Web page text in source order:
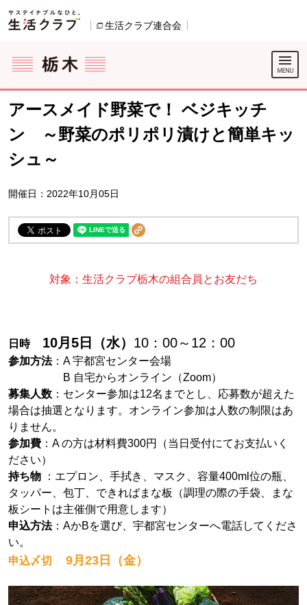
ページの先頭です。
生活クラブ連合会
ここからサイト内共通メニューです。
サイト内共通メニューをスキップする
サイト内共通メニューここまで。
アースメイド野菜で！ ベジキッチ
ン ～野菜のポリポリ漬けと簡単キッ
シュ～
開催日：2022年10月05日
対象：生活クラブ栃木の組合員とお友だち
日時 10月5日（水） 10：00～12：00
参加方法：A 宇都宮センター会場
B 自宅からオンライン（Zoom）
募集人数 ：センター参加は12名までとし、応募数が超えた
場合は抽選となります。オンライン参加は人数の制限はあ
りません。
参加費 ：A の方は材料費300円（当日受付にてお支払いく
ださい）
持ち物 ：エプロン、手拭き、マスク、容量400ml位の瓶、
タッパー、包丁、できればまな板（調理の際の手袋、まな
板シートは主催側で用意します）
申込方法：AかBを選び、宇都宮センターへ電話してくださ
い。
申込〆切
9月23日（金）